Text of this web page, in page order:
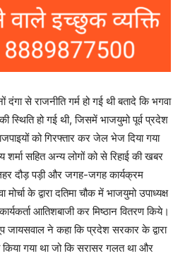
दंगा से राजनीति गर्म हो गई थी बतादे कि भगवा
स्थिति हो गई थी, जिसमें भाजयुमो पूर्व प्रदेश
को गिरफ्तार कर जेल भेज दिया गया
सहित अन्य लोगों को से रिहाई की खबर
दौड़ पड़ी और जगह-जगह कार्यक्रम
के द्वारा दतिमा चौक में भाजयुमो उपाध्यक्ष
आतिशबाजी कर मिष्ठान वितरण किये।
जायसवाल ने कहा कि प्रदेश सरकार के द्वारा
किया गया था जो कि सरासर गलत था और